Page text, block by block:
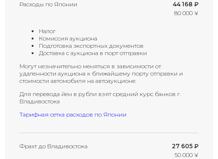
Расходы по Японии
44 168 ₽
80 000 ¥
Налог
Комиссия аукциона
Подготовка экспортных документов
Доставка с аукциона в порт отправки
Могут незначительно меняться в зависимости от
удаленности аукциона к ближайшему порту отправки и
стоимости автомобиля на автоаукционе.
Для перевода йен в рубли взят средний курс банков г.
Владивостока
Тарифная сетка расходов по Японии
Фрахт до Владивостока
27 605 ₽
50 000 ¥